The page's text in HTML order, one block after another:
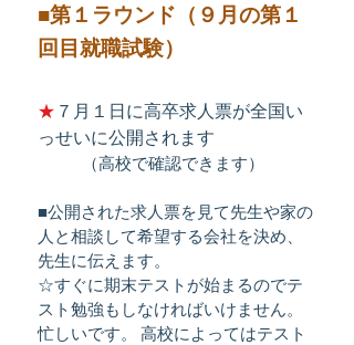
■第１ラウンド（９月の第１
回目就職試験）
★ ７月１日に高卒求人票が全国い
っせいに公開されます
（高校で確認できます）
■公開された求人票を見て先生や家の
人と相談して希望する会社を決め、
先生に伝えます。
☆すぐに期末テストが始まるのでテ
スト勉強もしなければいけません。
忙しいです。 高校によってはテスト